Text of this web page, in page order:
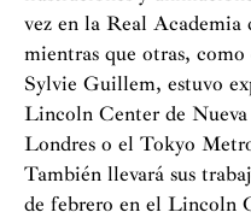
vez en la Real
mientras que otras,
Sylvie Guillem, estuvo
Lincoln Center de Nueva
Londres o el Tokyo
También llevará sus
de febrero en el Lincoln